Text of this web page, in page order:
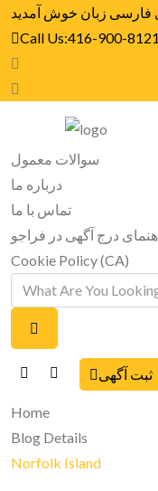
فارسی زبان خوش آمدید
Call Us:416-900-8121
سوالات معمول
درباره ما
تماس با ما
درج آگهی در فراجو
Cookie Policy (CA)
ثبت آگهی
Home
Blog Details
Norfolk Island